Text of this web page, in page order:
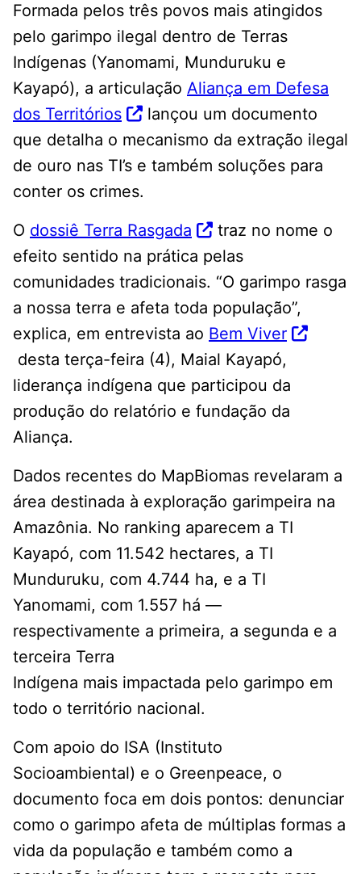
Formada pelos três povos mais atingidos
pelo garimpo ilegal dentro de Terras
Indígenas (Yanomami, Munduruku e
Kayapó), a articulação Aliança em Defesa
dos Territórios
lançou um documento
que detalha o mecanismo da extração ilegal
de ouro nas TI’s e também soluções para
conter os crimes.
O dossiê Terra Rasgada
traz no nome o
efeito sentido na prática pelas
comunidades tradicionais. “O garimpo rasga
a nossa terra e afeta toda população”,
explica, em entrevista ao Bem Viver
desta terça-feira (4), Maial Kayapó,
liderança indígena que participou da
produção do relatório e fundação da
Aliança.
Dados recentes do MapBiomas revelaram a
área destinada à exploração garimpeira na
Amazônia. No ranking aparecem a TI
Kayapó, com 11.542 hectares, a TI
Munduruku, com 4.744 ha, e a TI
Yanomami, com 1.557 há —
respectivamente a primeira, a segunda e a
terceira Terra
Indígena mais impactada pelo garimpo em
todo o território nacional.
Com apoio do ISA (Instituto
Socioambiental) e o Greenpeace, o
documento foca em dois pontos: denunciar
como o garimpo afeta de múltiplas formas a
vida da população e também como a